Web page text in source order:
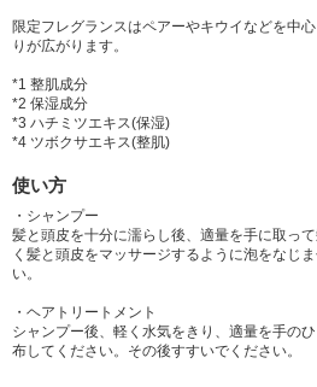
限定フレグランスはペアーやキウイなどを中
りが広がります。
*1 整肌成分
*2 保湿成分
*3 ハチミツエキス(保湿)
*4 ツボクサエキス(整肌)
使い方
・シャンプー
髪と頭皮を十分に濡らし後、適量を手に取っ
く髪と頭皮をマッサージするように泡をなじ
い。
・ヘアトリートメント
シャンプー後、軽く水気をきり、適量を手の
布してください。その後すすいでください。